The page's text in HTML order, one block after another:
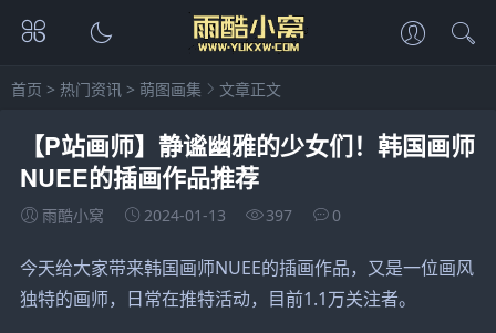
首页 > 热门资讯 > 萌图画集 文章正文
【P站画师】静谧幽雅的少女们！韩国画师
NUEE的插画作品推荐
雨酷小窝 2024-01-13 397 0
今天给大家带来韩国画师NUEE的插画作品，又是一位画风
独特的画师，日常在推特活动，目前1.1万关注者。